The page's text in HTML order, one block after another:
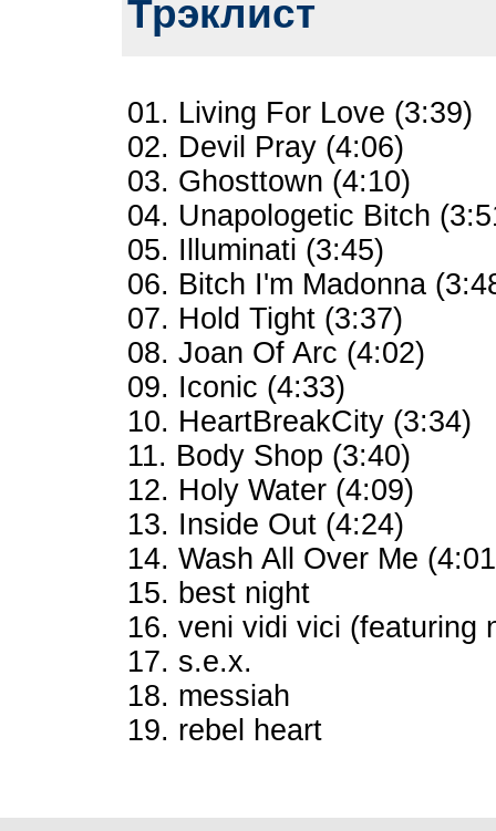
Трэклист
01. Living For Love (3:39)
02. Devil Pray (4:06)
03. Ghosttown (4:10)
04. Unapologetic Bitch
05. Illuminati (3:45)
06. Bitch I'm Madonna
07. Hold Tight (3:37)
08. Joan Of Arc (4:02)
09. Iconic (4:33)
10. HeartBreakCity (3:34)
11. Body Shop (3:40)
12. Holy Water (4:09)
13. Inside Out (4:24)
14. Wash All Over Me
15. best night
16. veni vidi vici (featuring
17. s.e.x.
18. messiah
19. rebel heart